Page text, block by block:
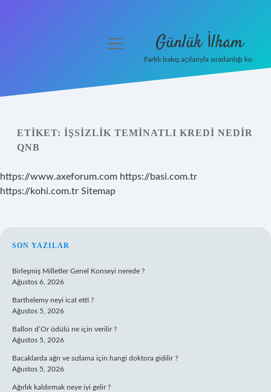
Yasal Uyarı
menüyü
Günlük İlham
Farklı bakış açılarıyla sıradanlığı kır.
ETIKET: İŞSIZLIK TEMINATLI KREDI NEDIR
QNB
https://www.axeforum.com https://basi.com.tr
https://kohi.com.tr Sitemap
SIDEBAR
SON YAZILAR
Birleşmiş Milletler Genel Konseyi nerede ?
Ağustos 6, 2026
Barthelemy neyi icat etti ?
Ağustos 5, 2026
Ballon d’Or ödülü ne için verilir ?
Ağustos 5, 2026
Bacaklarda ağrı ve sızlama için hangi doktora gidilir ?
Ağustos 5, 2026
Ağırlık kaldırmak neye iyi gelir ?